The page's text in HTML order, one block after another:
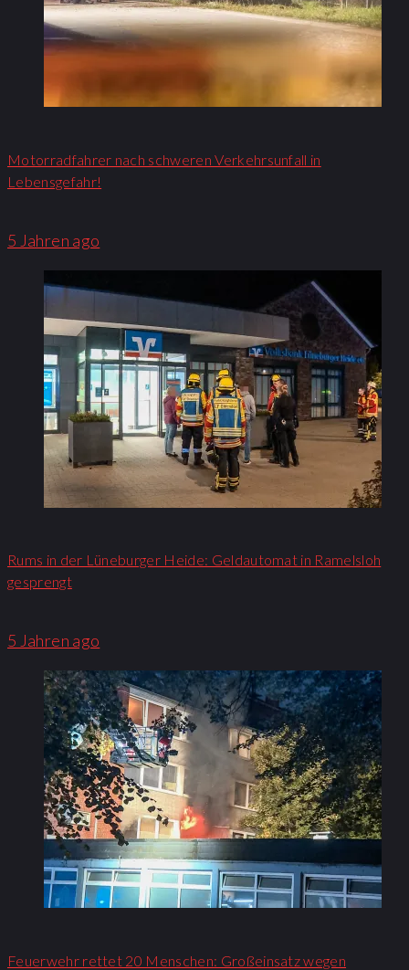
Motorradfahrer nach schweren Verkehrsunfall in
Lebensgefahr!
5 Jahren ago
Rums in der Lüneburger Heide: Geldautomat in Ramelsloh
gesprengt
5 Jahren ago
Feuerwehr rettet 20 Menschen: Großeinsatz wegen